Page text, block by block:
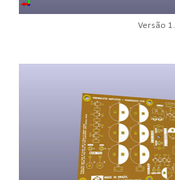
Versão